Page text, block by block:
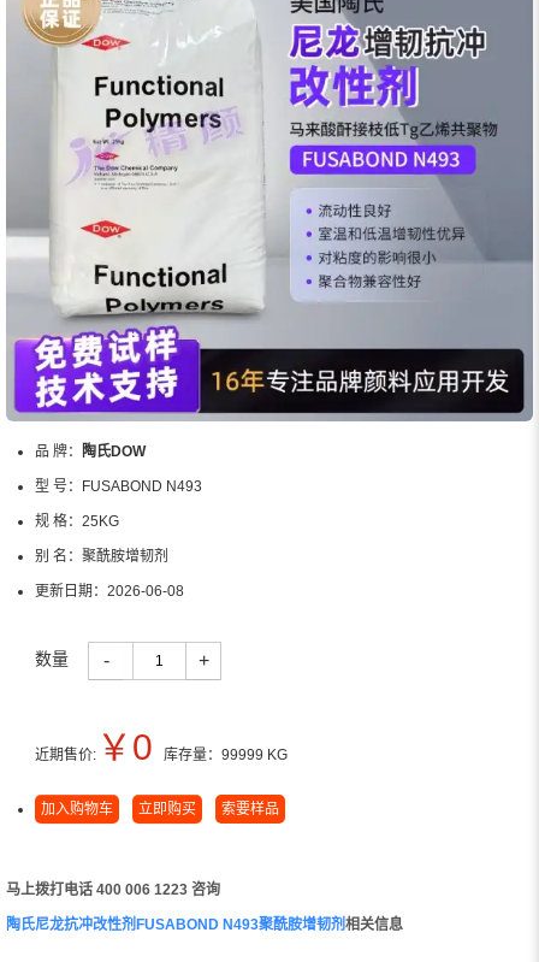
品 牌： 陶氏DOW
型 号： FUSABOND N493
规 格： 25KG
别 名： 聚酰胺增韧剂
更新日期： 2026-06-08
数量 - +
近期售价: ￥0 库存量： 99999 KG
加入购物车 立即购买 索要样品
马上拨打电话 400 006 1223 咨询
陶氏尼龙抗冲改性剂FUSABOND N493聚酰胺增韧剂相关信息